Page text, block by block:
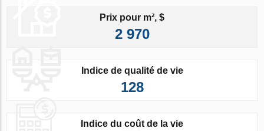
Prix pour m², $
2 970
Indice de qualité de vie
128
Indice du coût de la vie